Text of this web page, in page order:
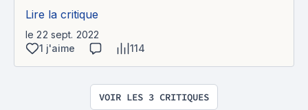
Lire la critique
le 22 sept. 2022
1 j'aime
114
VOIR LES 3 CRITIQUES